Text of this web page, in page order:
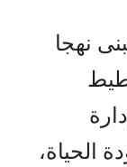
نهجا
الحياة،